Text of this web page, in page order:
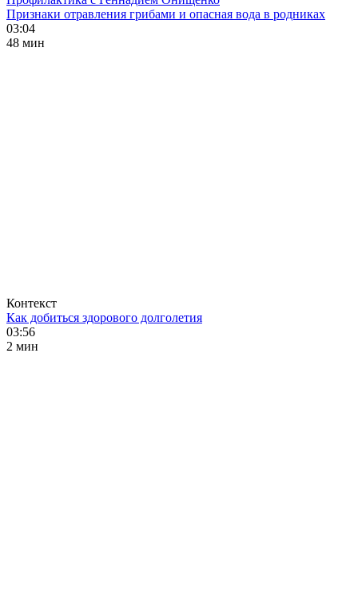
Признаки отравления грибами и опасная вода в родниках
03:04
48 мин
Контекст
Как добиться здорового долголетия
03:56
2 мин